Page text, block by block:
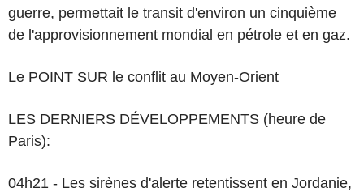
guerre, permettait le transit d'environ un cinquième
de l'approvisionnement mondial en pétrole et en gaz.
Le POINT SUR le conflit au Moyen-Orient
LES DERNIERS DÉVELOPPEMENTS (heure de
Paris):
04h21 - Les sirènes d'alerte retentissent en Jordanie,